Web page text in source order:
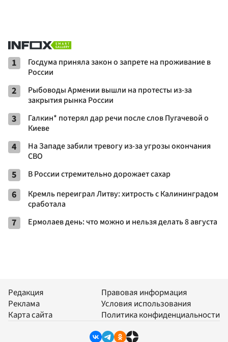
1
Госдума приняла закон о запрете на проживание в
России
2
Рыбоводы Армении вышли на протесты из-за
закрытия рынка России
3
Галкин* потерял дар речи после слов Пугачевой о
Киеве
4
На Западе забили тревогу из-за угрозы окончания
СВО
5 В России стремительно дорожает сахар
6
Кремль переиграл Литву: хитрость с Калининградом
сработала
7 Ермолаев день: что можно и нельзя делать 8 августа
Редакция
Реклама
Карта сайта
Правовая информация
Условия использования
Политика конфиденциальности